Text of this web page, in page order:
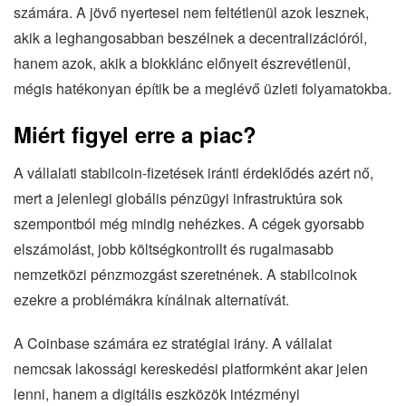
számára. A jövő nyertesei nem feltétlenül azok lesznek,
akik a leghangosabban beszélnek a decentralizációról,
hanem azok, akik a blokklánc előnyeit észrevétlenül,
mégis hatékonyan építik be a meglévő üzleti folyamatokba.
Miért figyel erre a piac?
A vállalati stabilcoin-fizetések iránti érdeklődés azért nő,
mert a jelenlegi globális pénzügyi infrastruktúra sok
szempontból még mindig nehézkes. A cégek gyorsabb
elszámolást, jobb költségkontrollt és rugalmasabb
nemzetközi pénzmozgást szeretnének. A stabilcoinok
ezekre a problémákra kínálnak alternatívát.
A Coinbase számára ez stratégiai irány. A vállalat
nemcsak lakossági kereskedési platformként akar jelen
lenni, hanem a digitális eszközök intézményi